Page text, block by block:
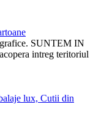
SUNTEM IN
intreg teritoriul
lux, Cutii din